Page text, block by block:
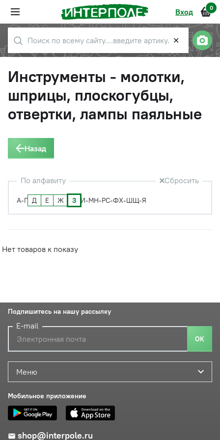
Вход 0
✕
Инструменты - молотки,
шприцы, плоскогубцы,
отвертки, лампы паяльные
Назад
По алфавиту Сбросить
А-Г Д Е Ж З И-МН-РС-ФХ-ШЩ-Я
Нет товаров к показу
Меню
Мобильное приложение
shop@interpole.ru
Подпишитесь на нашу рассылку
E-mail
ОК